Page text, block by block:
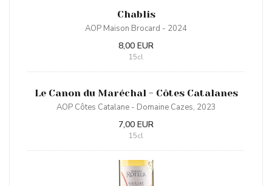
Chablis
AOP Maison Brocard - 2024
8,00 EUR
15cl
Le Canon du Maréchal - Côtes Catalanes
AOP Côtes Catalane - Domaine Cazes, 2023
7,00 EUR
15cl